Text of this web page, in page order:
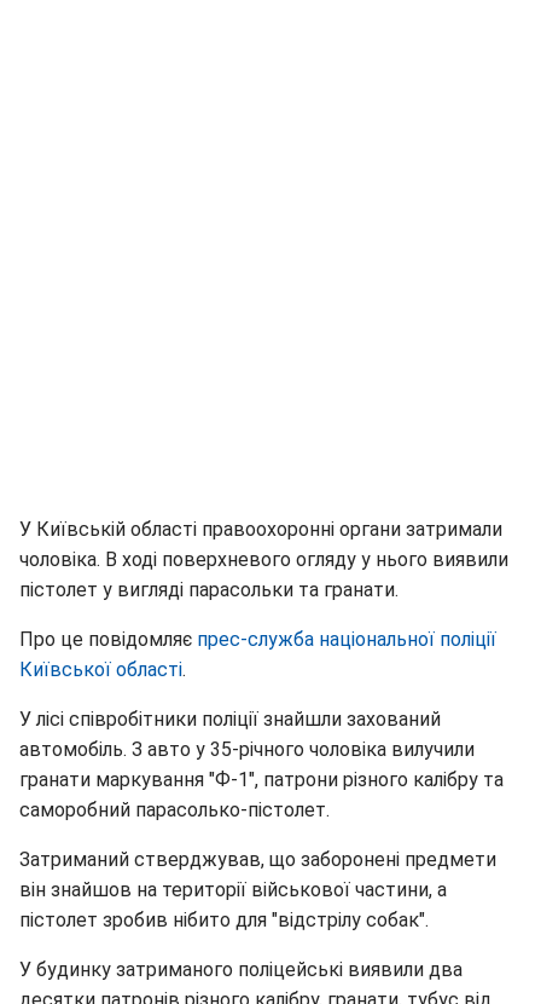
У Київській області правоохоронні органи затримали
чоловіка. В ході поверхневого огляду у нього виявили
пістолет у вигляді парасольки та гранати.
Про це повідомляє прес-служба національної поліції
Київської області.
У лісі співробітники поліції знайшли захований
автомобіль. З авто у 35-річного чоловіка вилучили
гранати маркування "Ф-1", патрони різного калібру та
саморобний парасолько-пістолет.
Затриманий стверджував, що заборонені предмети
він знайшов на території військової частини, а
пістолет зробив нібито для "відстрілу собак".
У будинку затриманого поліцейські виявили два